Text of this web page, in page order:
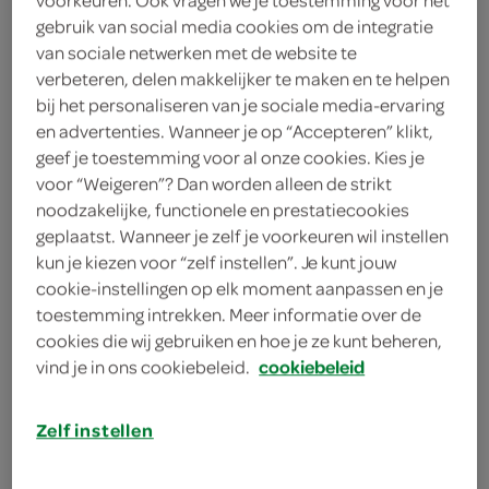
g'woon
0.
85
100 Stuks
Let op: aanbiedingen zijn niet zichtbaar bij de
producten, maar worden wél automatisch
verwerkt in de winkelmand.
gebruik van social media cookies om de integratie
van sociale netwerken met de website te
verbeteren, delen makkelijker te maken en te helpen
bij het personaliseren van je sociale media-ervaring
en advertenties. Wanneer je op “Accepteren” klikt,
geef je toestemming voor al onze cookies. Kies je
voor “Weigeren”? Dan worden alleen de strikt
noodzakelijke, functionele en prestatiecookies
geplaatst. Wanneer je zelf je voorkeuren wil instellen
kun je kiezen voor “zelf instellen”. Je kunt jouw
cookie-instellingen op elk moment aanpassen en je
toestemming intrekken. Meer informatie over de
cookies die wij gebruiken en hoe je ze kunt beheren,
vind je in ons cookiebeleid. cookiebeleid
Zelf instellen